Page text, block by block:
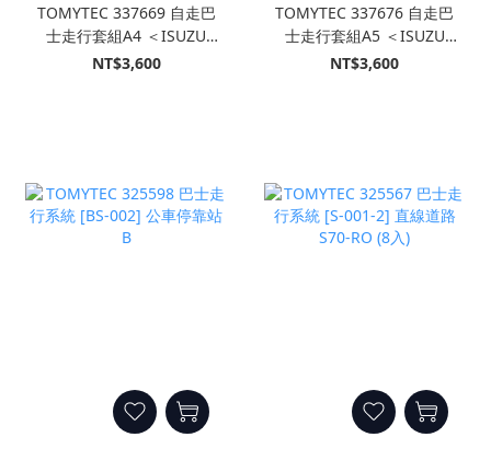
TOMYTEC 337669 自走巴
士走行套組A4 ＜ISUZU
ERGA 東京都交通局仕樣＞
NT$3,600
TOMYTEC 337676 自走巴
士走行套組A5 ＜ISUZU
ERGA 西日本鐵道仕樣＞
NT$3,600